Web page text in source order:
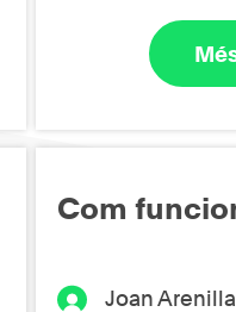
Com
Joan